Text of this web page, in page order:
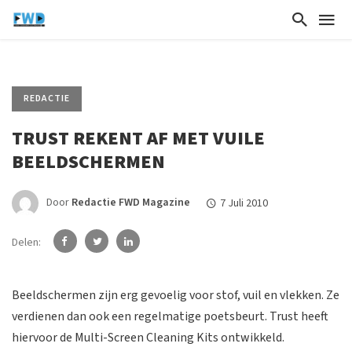
REDACTIE
TRUST REKENT AF MET VUILE
BEELDSCHERMEN
Door Redactie FWD Magazine 7 Juli 2010
Delen:
Beeldschermen zijn erg gevoelig voor stof, vuil en vlekken. Ze
verdienen dan ook een regelmatige poetsbeurt. Trust heeft
hiervoor de Multi-Screen Cleaning Kits ontwikkeld.